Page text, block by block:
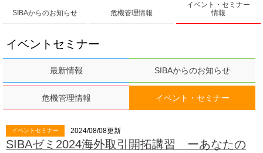
SIBAからのお知らせ 危機管理情報
イベント・セミナー
情報
イベントセミナー
最新情報 SIBAからのお知らせ
危機管理情報 イベント・セミナー
イベントセミナー 2024/08/08更新
SIBAゼミ2024海外取引開拓講習 ーあなたの